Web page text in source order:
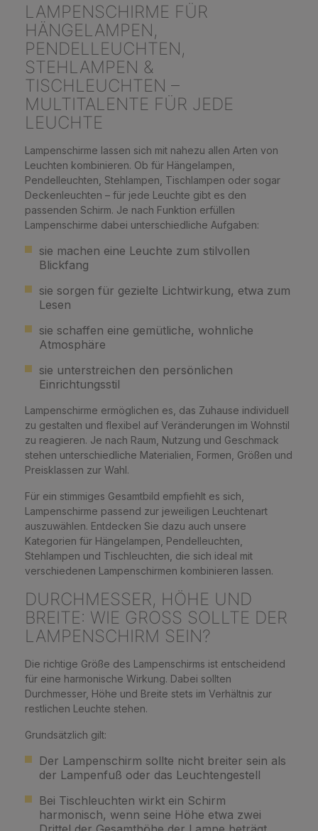
LAMPENSCHIRME FÜR
HÄNGELAMPEN,
PENDELLEUCHTEN,
STEHLAMPEN &
TISCHLEUCHTEN –
MULTITALENTE FÜR JEDE
LEUCHTE
Lampenschirme lassen sich mit nahezu allen Arten von
Leuchten kombinieren. Ob für Hängelampen,
Pendelleuchten, Stehlampen, Tischlampen oder sogar
Deckenleuchten – für jede Leuchte gibt es den
passenden Schirm. Je nach Funktion erfüllen
Lampenschirme dabei unterschiedliche Aufgaben:
sie machen eine Leuchte zum stilvollen
Blickfang
sie sorgen für gezielte Lichtwirkung, etwa zum
Lesen
sie schaffen eine gemütliche, wohnliche
Atmosphäre
sie unterstreichen den persönlichen
Einrichtungsstil
Lampenschirme ermöglichen es, das Zuhause individuell
zu gestalten und flexibel auf Veränderungen im Wohnstil
zu reagieren. Je nach Raum, Nutzung und Geschmack
stehen unterschiedliche Materialien, Formen, Größen und
Preisklassen zur Wahl.
Für ein stimmiges Gesamtbild empfiehlt es sich,
Lampenschirme passend zur jeweiligen Leuchtenart
auszuwählen. Entdecken Sie dazu auch unsere
Kategorien für Hängelampen, Pendelleuchten,
Stehlampen und Tischleuchten, die sich ideal mit
verschiedenen Lampenschirmen kombinieren lassen.
DURCHMESSER, HÖHE UND
BREITE: WIE GROSS SOLLTE DER L
AMPENSCHIRM SEIN?
Die richtige Größe des Lampenschirms ist entscheidend
für eine harmonische Wirkung. Dabei sollten
Durchmesser, Höhe und Breite stets im Verhältnis zur
restlichen Leuchte stehen.
Grundsätzlich gilt:
Der Lampenschirm sollte nicht breiter sein als
der Lampenfuß oder das Leuchtengestell
Bei Tischleuchten wirkt ein Schirm
harmonisch, wenn seine Höhe etwa zwei